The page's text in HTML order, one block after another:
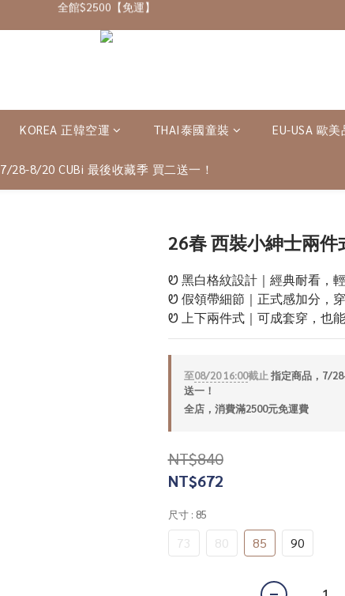
7/28-8/20 CUBi 收藏季全館買二送一
成為VIP會員可享終身最低9折優惠
KOREA 正韓空運 THAI泰國童裝 EU-USA 歐美
7/28-8/20 CUBi 最後收藏季 買二送一！
26春 西裝小紳士兩件
Ꮼ 黑白格紋設計｜經典耐看，
Ꮼ 假領帶細節｜正式感加分，
Ꮼ 上下兩件式｜可成套穿，也
至08/20 16:00截止 指定商品，7/
送一！
全店，消費滿2500元免運費
NT$840
NT$672
尺寸 : 85
73 80 85 90